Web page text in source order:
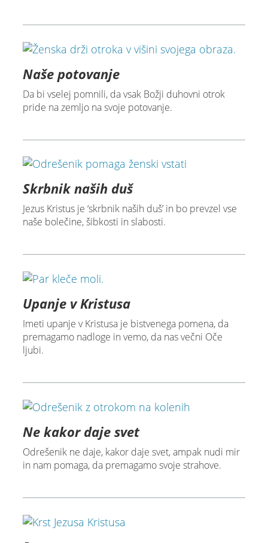
Naše potovanje
Da bi vselej pomnili, da vsak Božji duhovni otrok
pride na zemljo na svoje potovanje.
Skrbnik naših duš
Jezus Kristus je ‘skrbnik naših duš’ in bo prevzel vse
naše bolečine, šibkosti in slabosti.
Upanje v Kristusa
Imeti upanje v Kristusa je bistvenega pomena, da
premagamo nadloge in vemo, da nas večni Oče
ljubi.
Ne kakor daje svet
Odrešenik ne daje, kakor daje svet, ampak nudi mir
in nam pomaga, da premagamo svoje strahove.